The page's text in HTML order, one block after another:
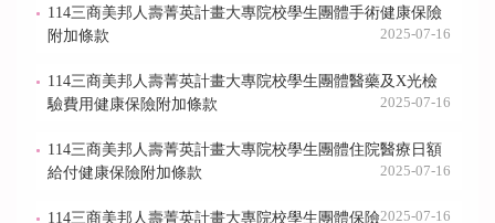
114三商美邦人壽菁英計畫大專院校學生團體手術健康保險
附加條款
2025-07-16
114三商美邦人壽菁英計畫大專院校學生團體醫藥及X光檢
驗費用健康保險附加條款
2025-07-16
114三商美邦人壽菁英計畫大專院校學生團體住院醫療日額
給付健康保險附加條款
2025-07-16
114三商美邦人壽菁英計畫大專院校學生團體保險2025-07-16